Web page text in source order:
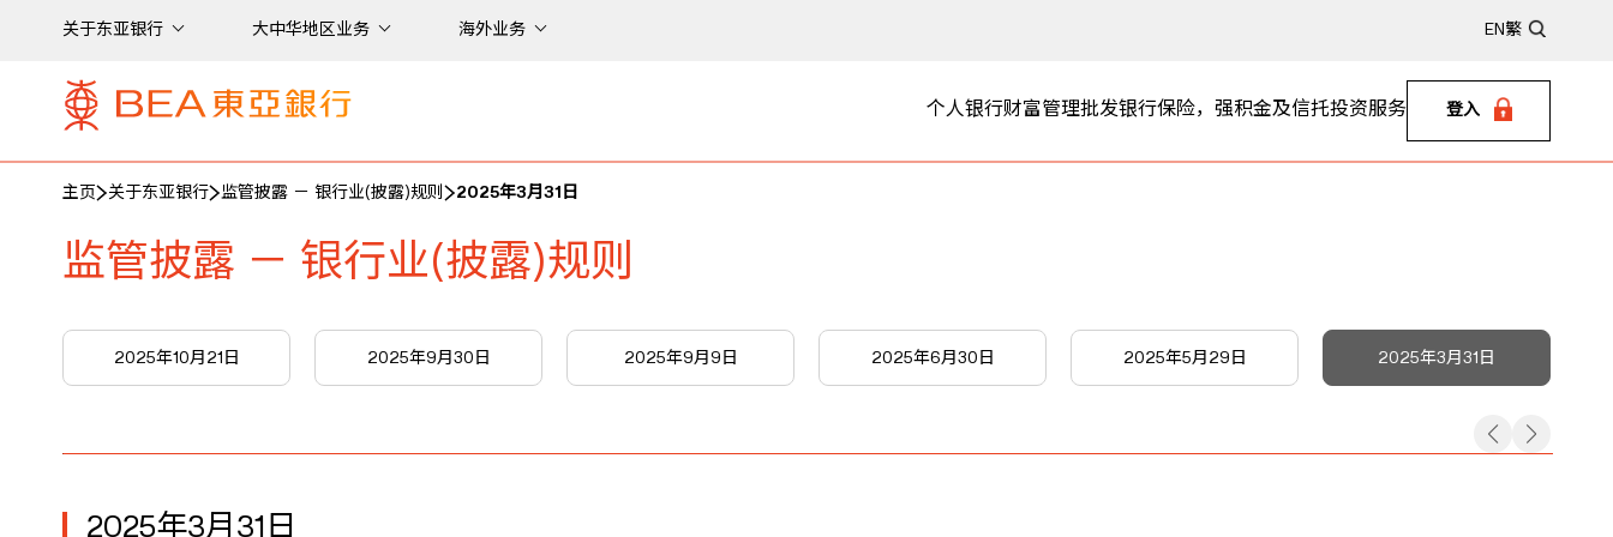
关于东亚银行 大中华地区业务 海外业务 EN 繁
个人银行财富管理批发银行保险，强积金及信托投资服务 登入
主页 关于东亚银行 监管披露 － 银行业(披露)规则 2025年3月31日
监管披露 － 银行业(披露)规则
2025年10月21日 2025年9月30日 2025年9月9日 2025年6月30日 2025年5月29日 2025年3月31日
2025年3月31日